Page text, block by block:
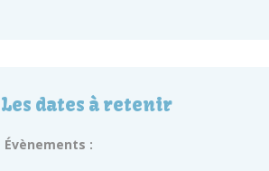
Les dates à retenir
Évènements :